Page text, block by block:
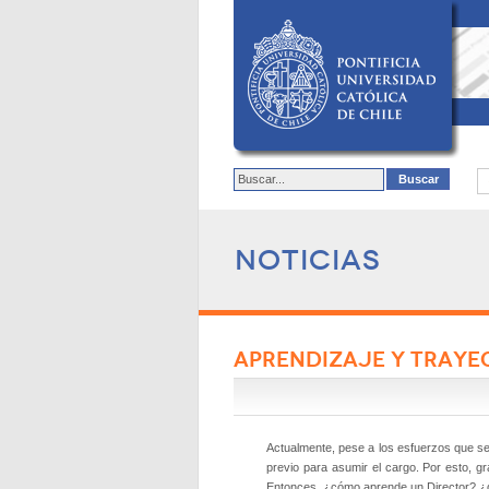
Noticias
APRENDIZAJE Y
Actualmente, pese a los esfuerzos que
previo para asumir el cargo. Por esto,